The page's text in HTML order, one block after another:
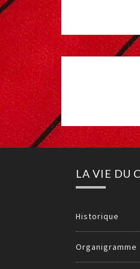
LA VIE DU
Historique
Organigramme